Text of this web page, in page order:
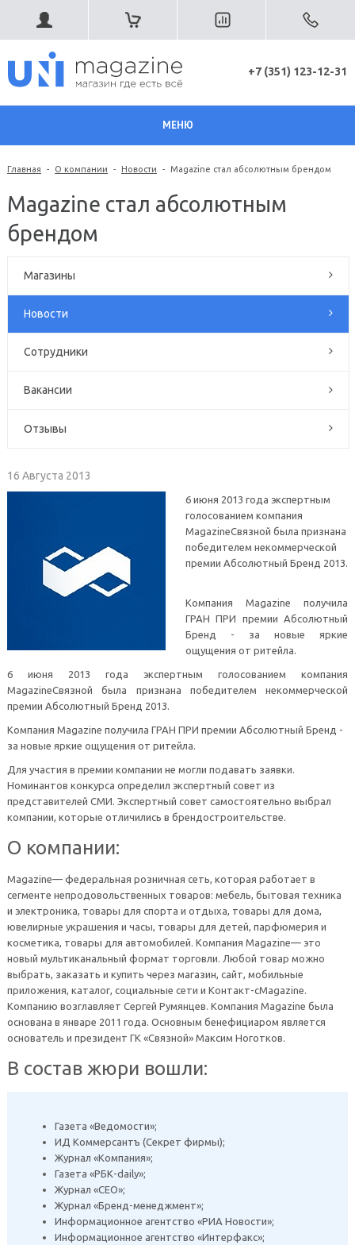
+7 (351) 123-12-31
МЕНЮ
Главная - О компании - Новости - Magazine стал абсолютным брендом
Magazine стал абсолютным
брендом
Магазины
Новости
Сотрудники
Вакансии
Отзывы
16 Августа 2013
6 июня 2013 года экспертным
голосованием компания
MagazineСвязной была признана
победителем некоммерческой
премии Абсолютный Бренд 2013.
Компания Magazine получила
ГРАН ПРИ премии Абсолютный
Бренд - за новые яркие
ощущения от ритейла.
6 июня 2013 года экспертным голосованием компания
MagazineСвязной была признана победителем некоммерческой
премии Абсолютный Бренд 2013.
Компания Magazine получила ГРАН ПРИ премии Абсолютный Бренд -
за новые яркие ощущения от ритейла.
Для участия в премии компании не могли подавать заявки.
Номинантов конкурса определил экспертный совет из
представителей СМИ. Экспертный совет самостоятельно выбрал
компании, которые отличились в брендостроительстве.
О компании:
Magazine— федеральная розничная сеть, которая работает в
сегменте непродовольственных товаров: мебель, бытовая техника
и электроника, товары для спорта и отдыха, товары для дома,
ювелирные украшения и часы, товары для детей, парфюмерия и
косметика, товары для автомобилей. Компания Magazine— это
новый мультиканальный формат торговли. Любой товар можно
выбрать, заказать и купить через магазин, сайт, мобильные
приложения, каталог, социальные сети и Контакт-cMagazine.
Компанию возглавляет Сергей Румянцев. Компания Magazine была
основана в январе 2011 года. Основным бенефициаром является
основатель и президент ГК «Связной» Максим Ноготков.
В состав жюри вошли:
Газета «Ведомости»;
ИД Коммерсантъ (Секрет фирмы);
Журнал «Компания»;
Газета «РБК-daily»;
Журнал «СЕО»;
Журнал «Бренд-менеджмент»;
Информационное агентство «РИА Новости»;
Информационное агентство «Интерфакс»;